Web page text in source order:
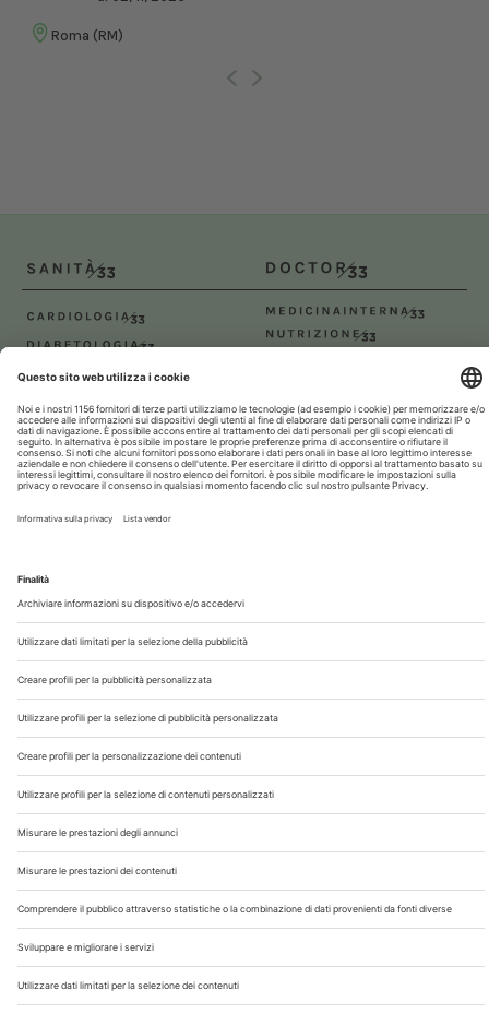
Roma (RM)
Chi Siamo
Contatti
Note Legali
Privacy
©2026 Edra S.p.a | www.edraspa.it | P.iva 08056040960